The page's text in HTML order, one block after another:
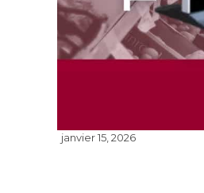
janvier 15, 2026